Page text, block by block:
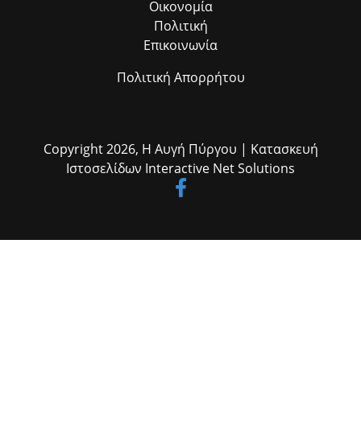
Οικονομία
Πολιτική
Επικοινωνία
Πολιτική Απορρήτου
Copyright 2026, Η Αυγή Πύργου | Κατασκευή
Ιστοσελίδων Interactive Net Solutions